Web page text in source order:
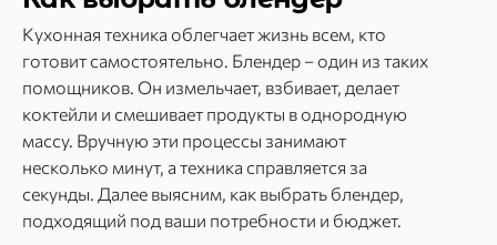
Кухонная техника облегчает жизнь всем, кто
готовит самостоятельно. Блендер – один из таких
помощников. Он измельчает, взбивает, делает
коктейли и смешивает продукты в однородную
массу. Вручную эти процессы занимают
несколько минут, а техника справляется за
секунды. Далее выясним, как выбрать блендер,
подходящий под ваши потребности и бюджет.